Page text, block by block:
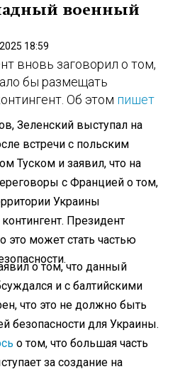
военный
18:59
вновь заговорил о том,
бы размещать
Об этом пишет
Зеленский выступал на
встречи с польским
Туском и заявил, что на
с Францией о том,
Украины
Президент
это может стать частью
о том, что данный
и с балтийскими
что это не должно быть
безопасности для Украины.
о том, что большая часть
за создание на